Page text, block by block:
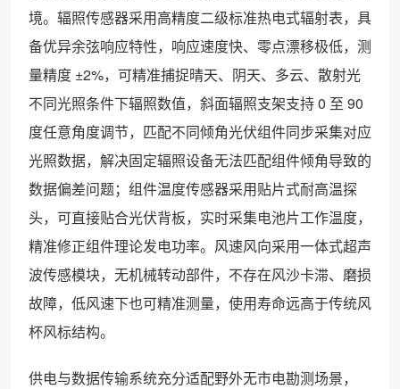
境。辐照传感器采用高精度二级标准热电式辐射表，具
备优异余弦响应特性，响应速度快、零点漂移极低，测
量精度 ±2%，可精准捕捉晴天、阴天、多云、散射光
不同光照条件下辐照数值，斜面辐照支架支持 0 至 90
度任意角度调节，匹配不同倾角光伏组件同步采集对应
光照数据，解决固定辐照设备无法匹配组件倾角导致的
数据偏差问题；组件温度传感器采用贴片式耐高温探
头，可直接贴合光伏背板，实时采集电池片工作温度，
精准修正组件理论发电功率。风速风向采用一体式超声
波传感模块，无机械转动部件，不存在风沙卡滞、磨损
故障，低风速下也可精准测量，使用寿命远高于传统风
杯风标结构。
供电与数据传输系统充分适配野外无市电勘测场景，